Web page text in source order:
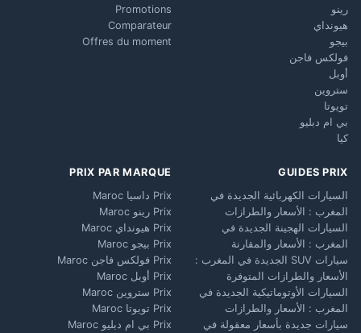
رينو
هيونداي
بيجو
فولكس فاجن
أوبل
ستروين
تويوتا
بي ام دبليو
كيا
Promotions
Comparateur
Offres du moment
GUIDES PRIX
السيارات الكهربائية الجديدة في
المغرب : الأسعار والطرازات
السيارات الهجينة الجديدة في
المغرب : الأسعار والمقارنة
سيارات SUV الجديدة في المغرب :
الأسعار والطرازات المتوفرة
السيارات الأوتوماتيكية الجديدة في
المغرب : الأسعار والطرازات
سيارات جديدة بأسعار معقولة في
PRIX PAR MARQUE
Prix داسيا Maroc
Prix رينو Maroc
Prix هيونداي Maroc
Prix بيجو Maroc
Prix فولكس فاجن Maroc
Prix أوبل Maroc
Prix ستروين Maroc
Prix تويوتا Maroc
Prix بي ام دبليو Maroc